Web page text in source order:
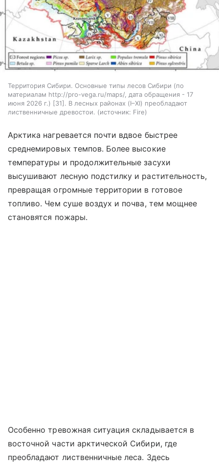
Территория Сибири. Основные типы лесов Сибири (по
материалам http://pro-vega.ru/maps/, дата обращения - 17
июня 2026 г.) [31]. В лесных районах (I–XI) преобладают
лиственничные древостои.
источник: Fire
Арктика нагревается почти вдвое быстрее
среднемировых темпов. Более высокие
температуры и продолжительные засухи
высушивают лесную подстилку и растительность,
превращая огромные территории в готовое
топливо. Чем суше воздух и почва, тем мощнее
становятся пожары.
Особенно тревожная ситуация складывается в
восточной части арктической Сибири, где
преобладают лиственничные леса. Здесь